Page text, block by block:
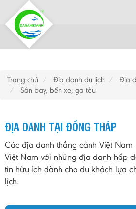
Trang chủ Địa danh du lịch
Địa
Sân bay, bến xe, ga tàu
ĐỊA DANH TẠI ĐỒNG THÁP
Các địa danh thắng cảnh Việt Nam
Việt Nam với những địa danh hấp
tin hữu ích dành cho du khách lựa
lịch.